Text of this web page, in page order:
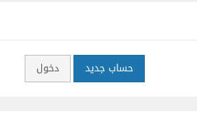
حساب جديد دخول